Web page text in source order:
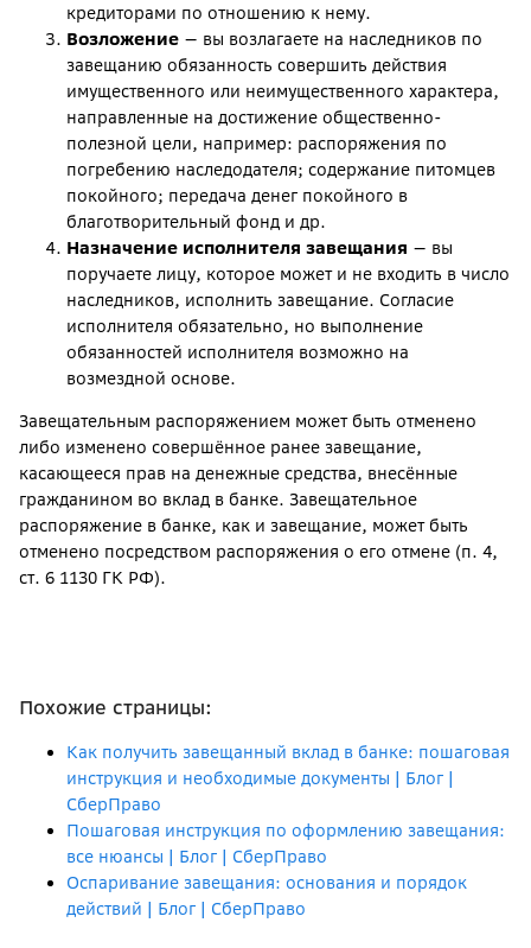
кредиторами по отношению к нему.
Возложение — вы возлагаете на наследников по
завещанию обязанность совершить действия
имущественного или неимущественного характера,
направленные на достижение общественно-
полезной цели, например: распоряжения по
погребению наследодателя; содержание питомцев
покойного; передача денег покойного в
благотворительный фонд и др.
Назначение исполнителя завещания — вы
поручаете лицу, которое может и не входить в число
наследников, исполнить завещание. Согласие
исполнителя обязательно, но выполнение
обязанностей исполнителя возможно на
возмездной основе.
Завещательным распоряжением может быть отменено
либо изменено совершённое ранее завещание,
касающееся прав на денежные средства, внесённые
гражданином во вклад в банке. Завещательное
распоряжение в банке, как и завещание, может быть
отменено посредством распоряжения о его отмене (п. 4,
ст. 6 1130 ГК РФ).
Похожие страницы:
Как получить завещанный вклад в банке: пошаговая
инструкция и необходимые документы | Блог |
СберПраво
Пошаговая инструкция по оформлению завещания:
все нюансы | Блог | СберПраво
Оспаривание завещания: основания и порядок
действий | Блог | СберПраво